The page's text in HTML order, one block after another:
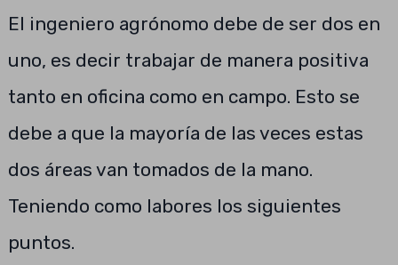
El ingeniero agrónomo debe de ser dos en
uno, es decir trabajar de manera positiva
tanto en oficina como en campo. Esto se
debe a que la mayoría de las veces estas
dos áreas van tomados de la mano.
Teniendo como labores los siguientes
puntos.